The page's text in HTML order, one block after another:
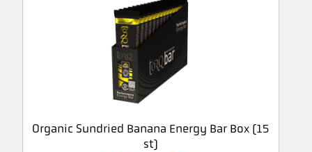
Organic Sundried Banana Energy Bar Box (15
st)